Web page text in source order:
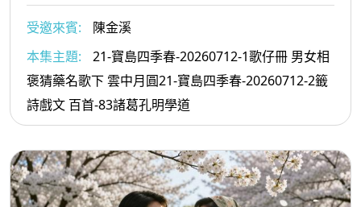
受邀來賓:
陳金溪
本集主題:
21-寶島四季春-20260712-1歌仔冊 男女相
褒猜藥名歌下 雲中月圓21-寶島四季春-20260712-2籤
詩戲文 百首-83諸葛孔明學道